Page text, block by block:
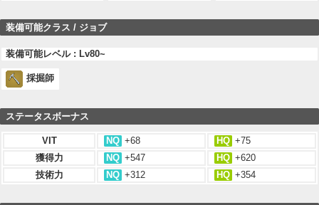
装備可能クラス / ジョブ
装備可能レベル : Lv80~
採掘師
ステータスボーナス
VIT NQ +68 HQ +75
獲得力
NQ +547 HQ +620
技術力
NQ +312 HQ +354